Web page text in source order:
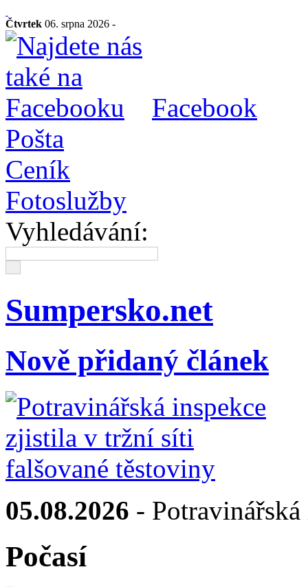
Čtvrtek 06. srpna 2026 -
Facebook
Pošta
Ceník
Fotoslužby
Vyhledávání:
Sumpersko.net
Nově přidaný článek
05.08.2026 -
Počasí